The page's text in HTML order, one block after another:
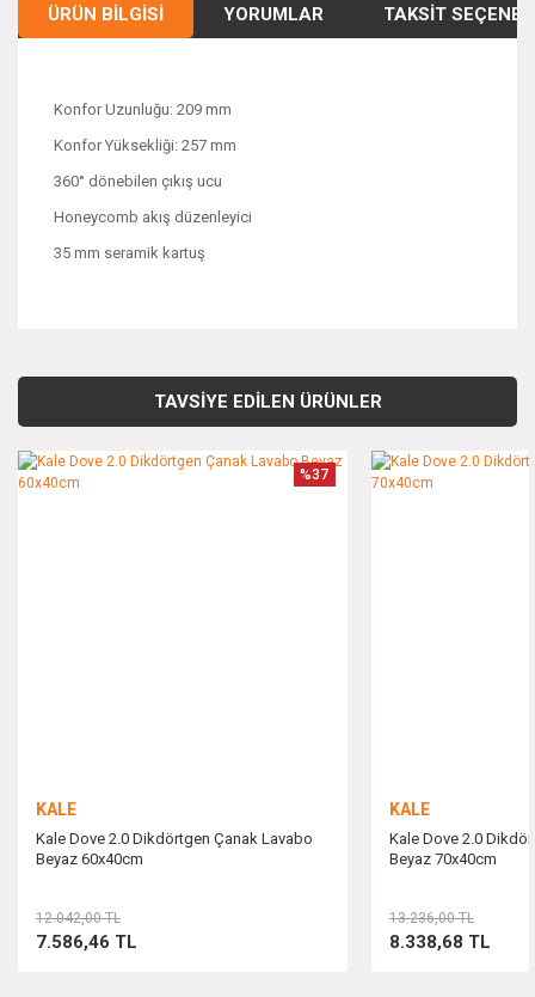
ÜRÜN BILGISI YORUMLAR TAKSIT
Konfor Uzunluğu: 209 mm
Konfor Yüksekliği: 257 mm
360° dönebilen çıkış ucu
Honeycomb akış düzenleyici
35 mm seramik kartuş
kullanarak tarafımıza iletebilirsiniz.
TAVSİYE EDİLEN ÜRÜNLER
KALE
Kale Dove 2.0 Dikdörtgen Çanak Lavabo
Beyaz 60x40cm
%37
7.586,46 TL
12.042,00 TL
KALE
Kale Dove 2.0
Beyaz 70x40cm
8.338,68 TL
13.236,00 TL